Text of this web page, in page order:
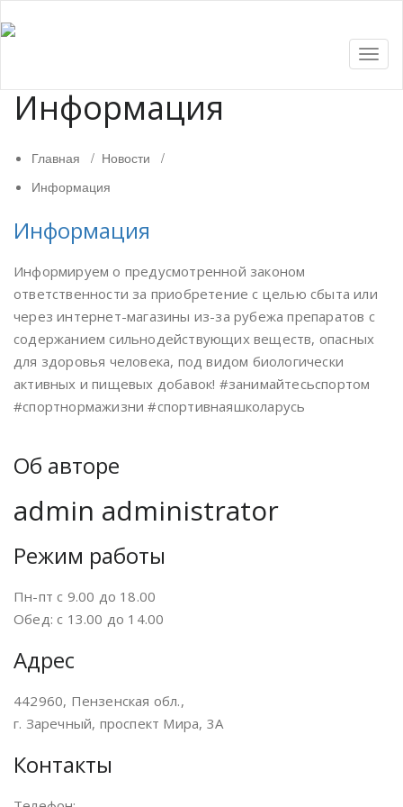
Информация
Главная / Новости /
Информация
Информация
Информируем о предусмотренной законом
ответственности за приобретение с целью сбыта или
через интернет-магазины из-за рубежа препаратов с
содержанием сильнодействующих веществ, опасных
для здоровья человека, под видом биологически
активных и пищевых добавок! #занимайтесьспортом
#спортнормажизни #спортивнаяшколарусь
Об авторе
admin administrator
Режим работы
Пн-пт с 9.00 до 18.00
Обед: с 13.00 до 14.00
Адрес
442960, Пензенская обл.,
г. Заречный, проспект Мира, 3А
Контакты